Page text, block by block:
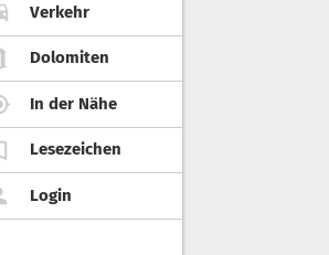
Verkehr
Dolomiten
In der Nähe
Lesezeichen
Login